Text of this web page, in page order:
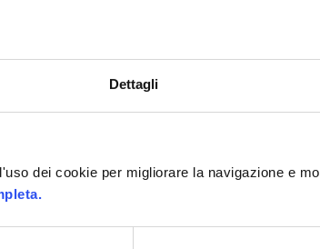
Dettagli
dei cookie per migliorare la navigazione e